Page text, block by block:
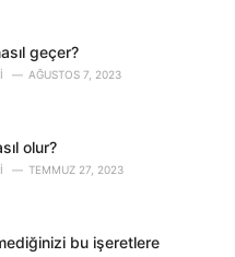
geçer?
AĞUSTOS 7, 2023
olur?
TEMMUZ 27, 2023
bu işeretlere